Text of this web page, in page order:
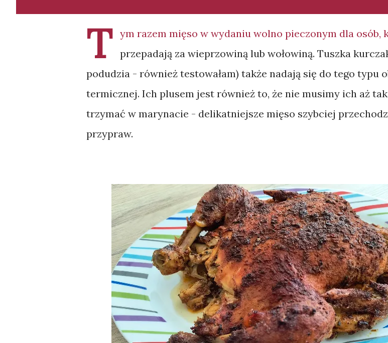
T
ym razem mięso w wydaniu wolno pieczonym dla osób,
przepadają za wieprzowiną lub wołowiną. Tuszka
podudzia - również testowałam) także nadają się do tego typu
termicznej. Ich plusem jest również to, że nie musimy ich aż tak
trzymać w marynacie - delikatniejsze mięso szybciej
przypraw.